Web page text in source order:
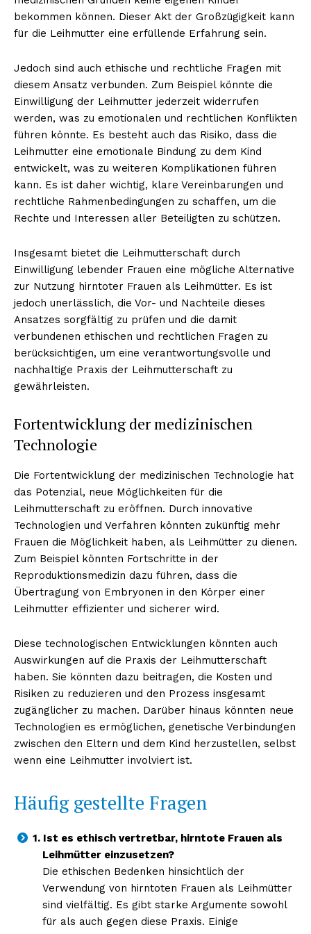
Erhalte unseren
kostenlosen Newsletter
NEWSLETTER ABONNIEREN
Inhalte
bekommen können. Dieser Akt der Großzügigkeit kann
für die Leihmutter eine erfüllende Erfahrung sein.
Jedoch sind auch ethische und rechtliche Fragen mit
diesem Ansatz verbunden. Zum Beispiel könnte die
Einwilligung der Leihmutter jederzeit widerrufen
werden, was zu emotionalen und rechtlichen Konflikten
führen könnte. Es besteht auch das Risiko, dass die
Leihmutter eine emotionale Bindung zu dem Kind
entwickelt, was zu weiteren Komplikationen führen
kann. Es ist daher wichtig, klare Vereinbarungen und
rechtliche Rahmenbedingungen zu schaffen, um die
Rechte und Interessen aller Beteiligten zu schützen.
Insgesamt bietet die Leihmutterschaft durch
Einwilligung lebender Frauen eine mögliche Alternative
zur Nutzung hirntoter Frauen als Leihmütter. Es ist
jedoch unerlässlich, die Vor- und Nachteile dieses
Ansatzes sorgfältig zu prüfen und die damit
verbundenen ethischen und rechtlichen Fragen zu
berücksichtigen, um eine verantwortungsvolle und
nachhaltige Praxis der Leihmutterschaft zu
gewährleisten.
Fortentwicklung der medizinischen
Technologie
Die Fortentwicklung der medizinischen Technologie hat
das Potenzial, neue Möglichkeiten für die
Leihmutterschaft zu eröffnen. Durch innovative
Technologien und Verfahren könnten zukünftig mehr
Frauen die Möglichkeit haben, als Leihmütter zu dienen.
Zum Beispiel könnten Fortschritte in der
Reproduktionsmedizin dazu führen, dass die
Übertragung von Embryonen in den Körper einer
Leihmutter effizienter und sicherer wird.
Diese technologischen Entwicklungen könnten auch
Auswirkungen auf die Praxis der Leihmutterschaft
haben. Sie könnten dazu beitragen, die Kosten und
Risiken zu reduzieren und den Prozess insgesamt
zugänglicher zu machen. Darüber hinaus könnten neue
Technologien es ermöglichen, genetische Verbindungen
zwischen den Eltern und dem Kind herzustellen, selbst
wenn eine Leihmutter involviert ist.
Häufig gestellte Fragen
1. Ist es ethisch vertretbar, hirntote Frauen als
Leihmütter einzusetzen?
Die ethischen Bedenken hinsichtlich der
Verwendung von hirntoten Frauen als Leihmütter
sind vielfältig. Es gibt starke Argumente sowohl
für als auch gegen diese Praxis. Einige